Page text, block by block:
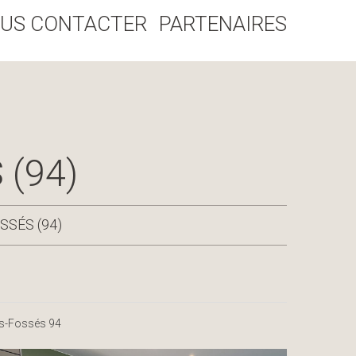
CONTACTER PARTENAIRES
(94)
(94)
Fossés 94